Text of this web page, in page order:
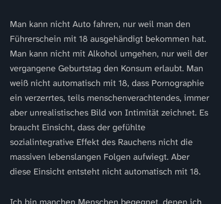
Man kann nicht Auto fahren, nur weil man den
Führerschein mit 18 ausgehändigt bekommen hat.
Man kann nicht mit Alkohol umgehen, nur weil der
vergangene Geburtstag den Konsum erlaubt. Man
weiß nicht automatisch mit 18, dass Pornographie
ein verzerrtes, teils menschenverachtendes, immer
aber unrealistisches Bild von Intimität zeichnet. Es
braucht Einsicht, dass der gefühlte
sozialintegrative Effekt des Rauchens nicht die
massiven lebenslangen Folgen aufwiegt. Aber
diese Einsicht entsteht nicht automatisch mit 18.